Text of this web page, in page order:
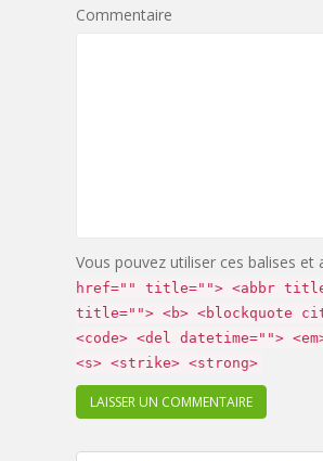
Commentaire
Vous pouvez utiliser ces balises et
href="" title=""> <abbr
title=""> <b> <blockquote
<code> <del datetime="">
<s> <strike> <strong>